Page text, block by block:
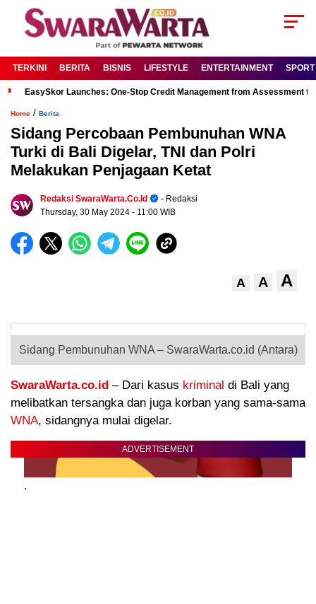
TERKINI BERITA BISNIS LIFESTYLE ENTERTAINMENT SPORT
EasySkor Launches: One-Stop Credit Management from Assessment
Home / Berita
Sidang Percobaan Pembunuhan WNA
Turki di Bali Digelar, TNI dan Polri
Melakukan Penjagaan Ketat
Redaksi SwaraWarta.co.id
- Redaksi
Thursday, 30 May 2024 - 11:00 WIB
A A A
Sidang Pembunuhan WNA – SwaraWarta.co.id (Antara)
SwaraWarta.co.id – Dari kasus kriminal di Bali yang
melibatkan tersangka dan juga korban yang sama-sama
WNA, sidangnya mulai digelar.
ADVERTISEMENT
.